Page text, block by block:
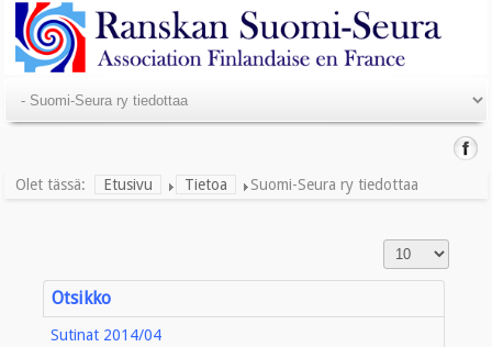
Olet tässä: Etusivu Tietoa Suomi-Seura ry tiedottaa
Otsikko
Sutinat 2014/04